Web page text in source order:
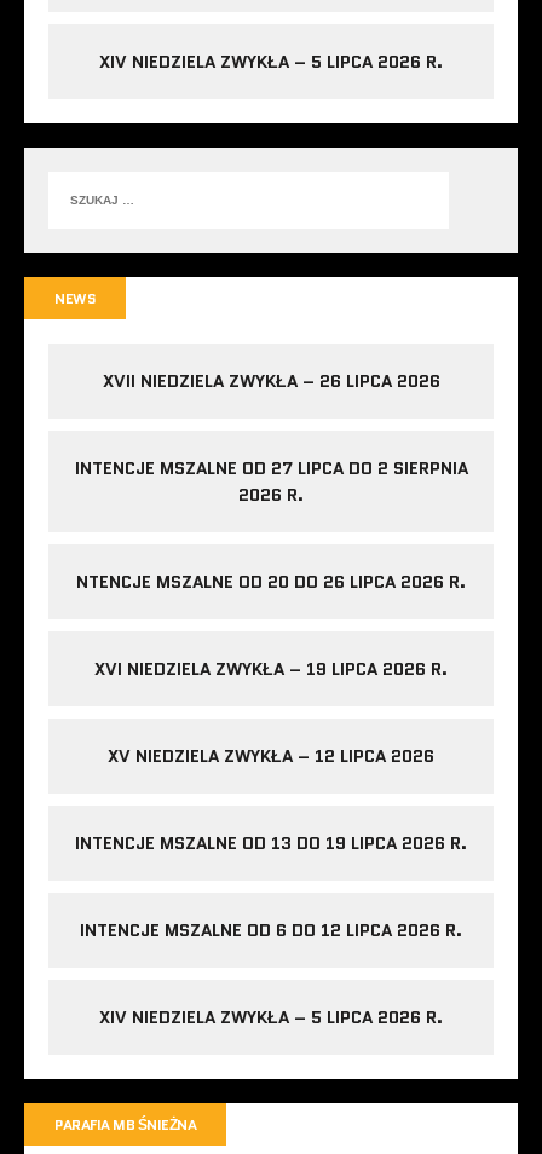
XIV NIEDZIELA ZWYKŁA – 5 LIPCA 2026 R.
NEWS
XVII NIEDZIELA ZWYKŁA – 26 LIPCA 2026
INTENCJE MSZALNE OD 27 LIPCA DO 2 SIERPNIA
2026 R.
NTENCJE MSZALNE OD 20 DO 26 LIPCA 2026 R.
XVI NIEDZIELA ZWYKŁA – 19 LIPCA 2026 R.
XV NIEDZIELA ZWYKŁA – 12 LIPCA 2026
INTENCJE MSZALNE OD 13 DO 19 LIPCA 2026 R.
INTENCJE MSZALNE OD 6 DO 12 LIPCA 2026 R.
XIV NIEDZIELA ZWYKŁA – 5 LIPCA 2026 R.
PARAFIA MB ŚNIEŻNA